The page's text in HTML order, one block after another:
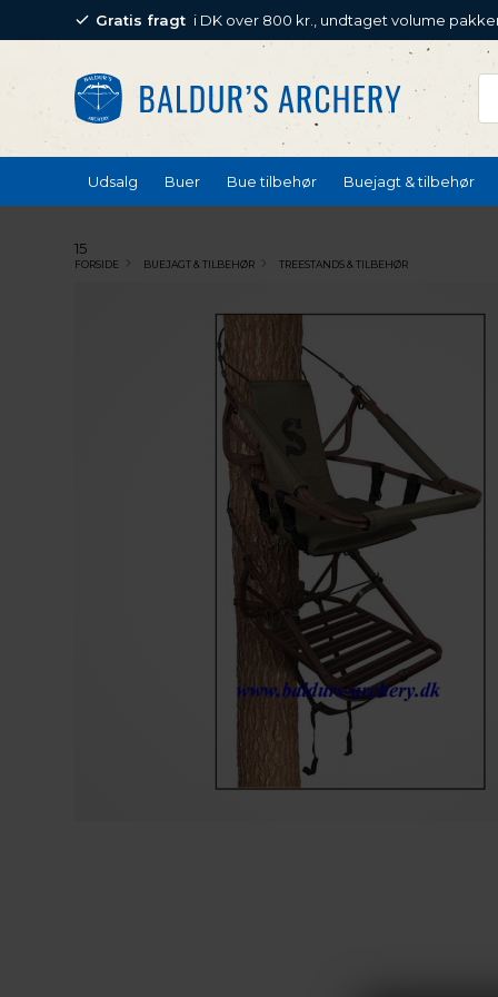
Gratis fragt i DK over 800 kr., undtaget volume
Udsalg Buer Bue tilbehør Buejagt & tilbehør
15
FORSIDE BUEJAGT & TILBEHØR TREESTANDS & TILBEHØR